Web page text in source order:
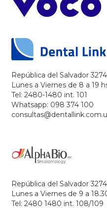
República del Salvador
Lunes a Viernes de 8 a 19
Tel: 2480-1480 int. 101
Whatsapp: 098 374 100
República del Salvador
Lunes a Viernes de 9 a
Tel: 2480 1480 int. 108/109